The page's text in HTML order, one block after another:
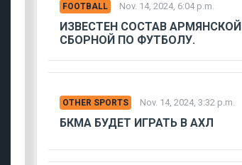
FOOTBALL Nov. 14, 2024, 6:04 p.m.
ИЗВЕСТЕН СОСТАВ АРМЯНСКОЙ
СБОРНОЙ ПО ФУТБОЛУ.
OTHER SPORTS Nov. 14, 2024, 3:32 p.m.
БКМА БУДЕТ ИГРАТЬ В АХЛ